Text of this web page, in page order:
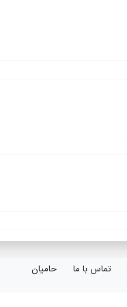
تماس با ما حامیان